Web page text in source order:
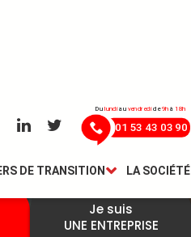
Du lundiau vendredide9h à18h
01 53 43 03 90
DE TRANSITION LA SOCIÉTÉ
Je suis
UNE ENTREPRISE